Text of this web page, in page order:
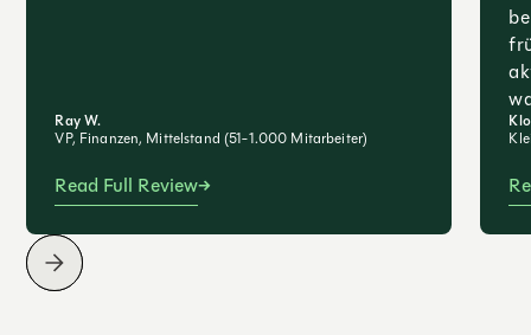
Ray W.
VP, Finanzen, Mittelstand (51-1.000 Mitarbeiter)
Read Full Review